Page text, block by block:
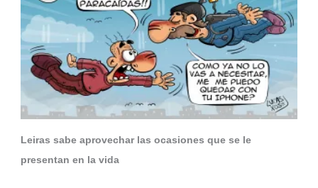
Leiras sabe aprovechar las ocasiones que se le
presentan en la vida